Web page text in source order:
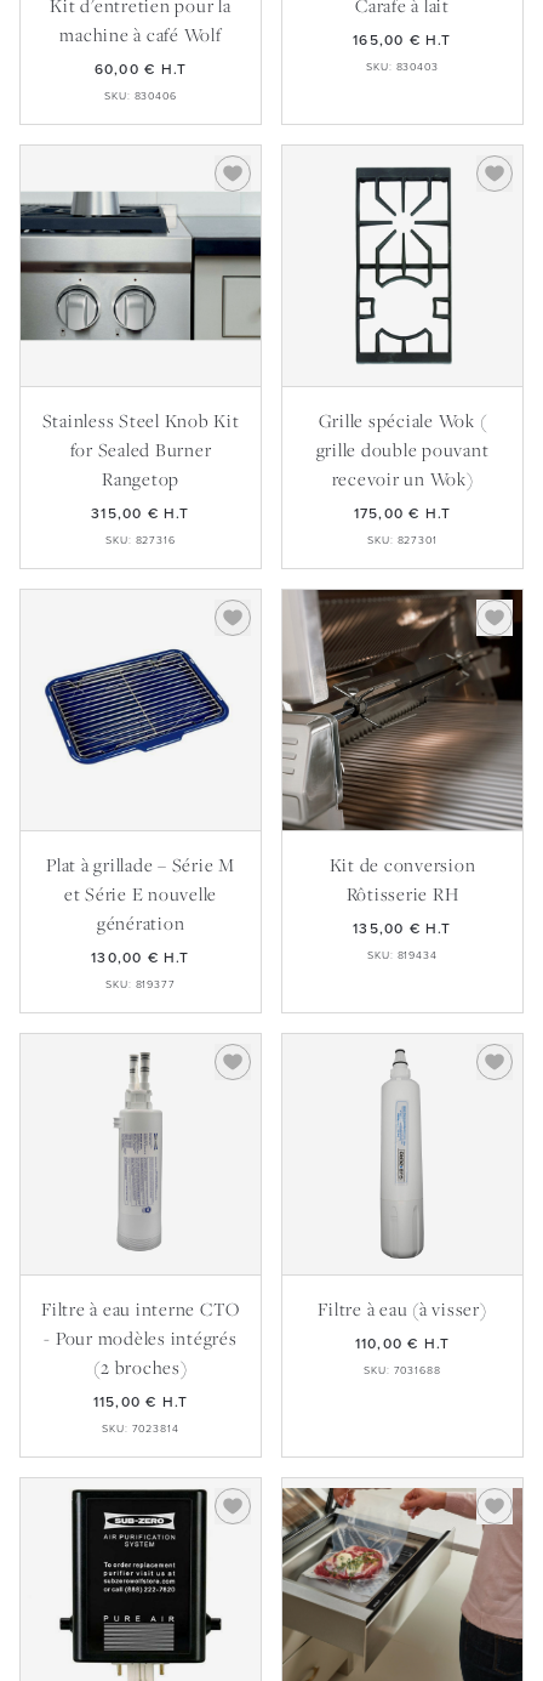
Inspiration et planification
Nouvelles
Recettes
Téléchargements
Recettes
Mon compte
Hospitalité
Property Developers
Yachts
Kit d'entretien pour la
machine à café Wolf
60,00 € H.T
SKU: 830406
Carafe à lait
165,00 €H.T
SKU: 830403
Stainless Steel Knob Kit
for Sealed Burner
Rangetop
315,00 €H.T
SKU: 827316
Grille spéciale Wok (
grille double pouvant
recevoir un Wok)
175,00 € H.T
SKU: 827301
Plat à grillade – Série M
et Série E nouvelle
génération
130,00 €H.T
SKU: 819377
Kit de conversion
Rôtisserie RH
135,00 €H.T
SKU: 819434
Filtre à eau interne CTO
- Pour modèles intégrés
(2 broches)
115,00 € H.T
SKU: 7023814
Filtre à eau (à visser)
110,00 € H.T
SKU: 7031688